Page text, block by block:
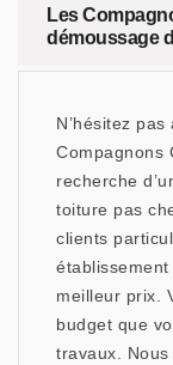
Les
démoussage
N’hésitez
Compagnons
recherche
toiture pas
clients
meilleur prix.
budget que
travaux.